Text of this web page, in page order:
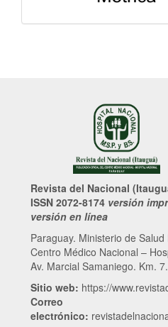
Revista del Nacional
ISSN 2072-8174 versión
versión en línea
Paraguay. Ministerio de
Centro Médico Nacional –
Av. Marcial Samaniego. Km.
Sitio web: https://
Correo
electrónico: